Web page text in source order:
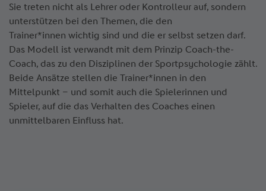
Sie treten nicht als Lehrer oder Kontrolleur auf, sondern
unterstützen bei den Themen, die den
Trainer*innen wichtig sind und die er selbst setzen darf.
Das Modell ist verwandt mit dem Prinzip Coach-the-
Coach, das zu den Disziplinen der Sportpsychologie zählt.
Beide Ansätze stellen die Trainer*innen in den
Mittelpunkt – und somit auch die Spielerinnen und
Spieler, auf die das Verhalten des Coaches einen
unmittelbaren Einfluss hat.